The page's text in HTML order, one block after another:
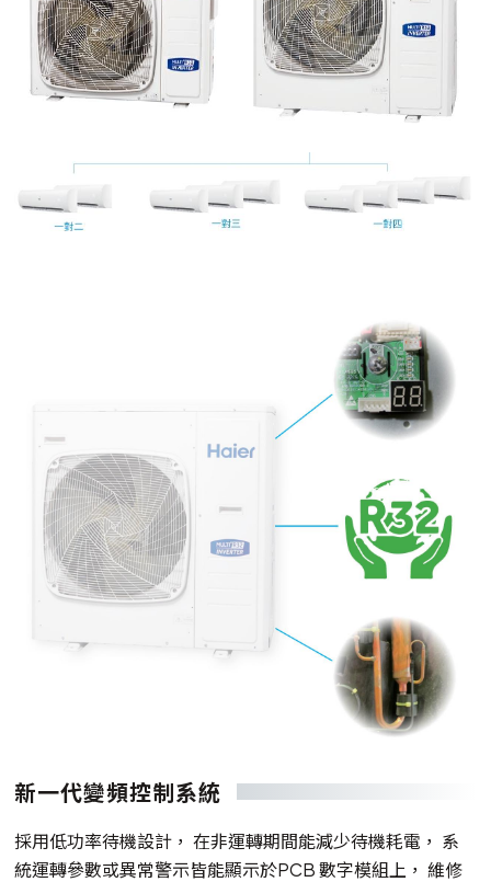
新一代變頻控制系統
採用低功率待機設計， 在非運轉期間能減少待機耗電， 系
統運轉參數或異常警示皆能顯示於PCB 數字模組上， 維修